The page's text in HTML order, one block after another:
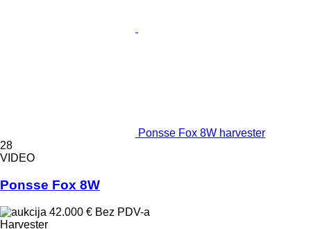
Ponsse Fox 8W harvester
28
VIDEO
Ponsse Fox 8W
42.000 € Bez PDV-a
Harvester